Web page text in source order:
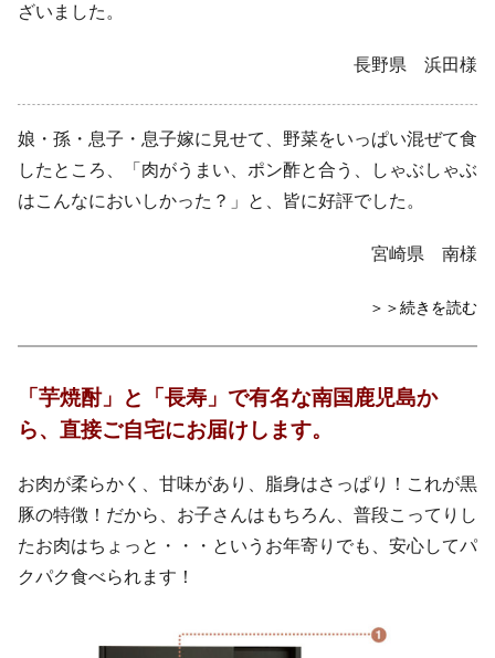
ざいました。
長野県 浜田様
娘・孫・息子・息子嫁に見せて、野菜をいっぱい混ぜて食
したところ、「肉がうまい、ポン酢と合う、しゃぶしゃぶ
はこんなにおいしかった？」と、皆に好評でした。
宮崎県 南様
＞＞続きを読む
「芋焼酎」と「長寿」で有名な南国鹿児島か
ら、直接ご自宅にお届けします。
お肉が柔らかく、甘味があり、脂身はさっぱり！これが黒
豚の特徴！だから、お子さんはもちろん、普段こってりし
たお肉はちょっと・・・というお年寄りでも、安心してパ
クパク食べられます！